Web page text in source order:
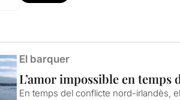
El barquer
L’amor impossible en temps
En temps del conflicte nord-irlandès,